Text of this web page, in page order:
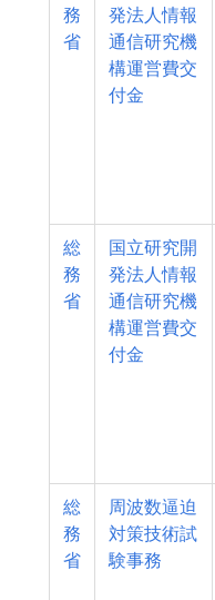
務
省
発法人情報
通信研究機
構運営費交
付金
総
務
省
国立研究開
発法人情報
通信研究機
構運営費交
付金
総
務
省
周波数逼迫
対策技術試
験事務